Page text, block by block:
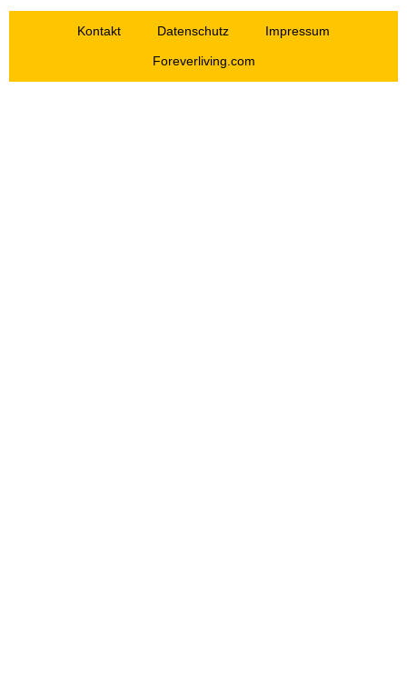
Kontakt Datenschutz Impressum
Foreverliving.com